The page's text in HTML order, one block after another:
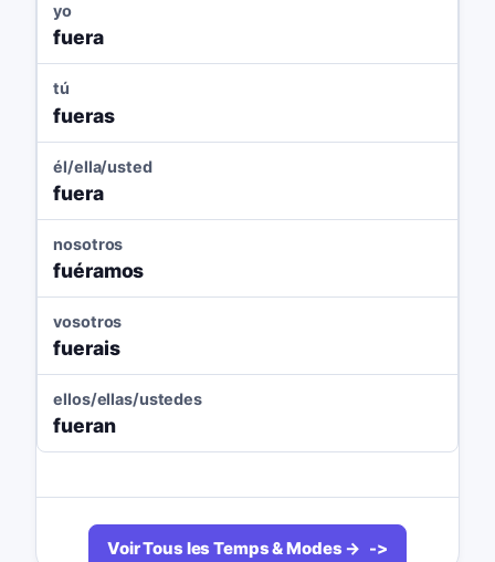
yo
fuera
tú
fueras
él/ella/usted
fuera
nosotros
fuéramos
vosotros
fuerais
ellos/ellas/ustedes
fueran
Voir Tous les Temps & Modes →